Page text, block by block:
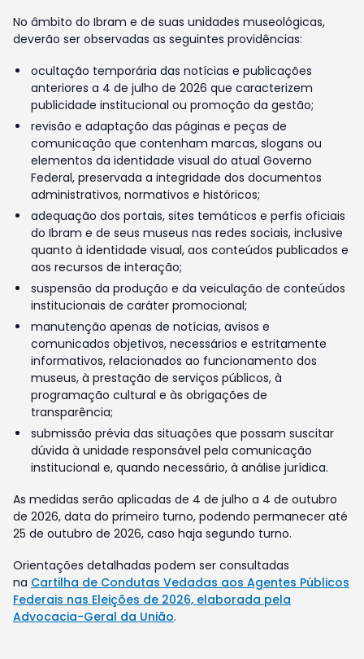
No âmbito do Ibram e de suas unidades museológicas,
deverão ser observadas as seguintes providências:
ocultação temporária das notícias e publicações
anteriores a 4 de julho de 2026 que caracterizem
publicidade institucional ou promoção da gestão;
revisão e adaptação das páginas e peças de
comunicação que contenham marcas, slogans ou
elementos da identidade visual do atual Governo
Federal, preservada a integridade dos documentos
administrativos, normativos e históricos;
adequação dos portais, sites temáticos e perfis oficiais
do Ibram e de seus museus nas redes sociais, inclusive
quanto à identidade visual, aos conteúdos publicados e
aos recursos de interação;
suspensão da produção e da veiculação de conteúdos
institucionais de caráter promocional;
manutenção apenas de notícias, avisos e
comunicados objetivos, necessários e estritamente
informativos, relacionados ao funcionamento dos
museus, à prestação de serviços públicos, à
programação cultural e às obrigações de
transparência;
submissão prévia das situações que possam suscitar
dúvida à unidade responsável pela comunicação
institucional e, quando necessário, à análise jurídica.
As medidas serão aplicadas de 4 de julho a 4 de outubro
de 2026, data do primeiro turno, podendo permanecer até
25 de outubro de 2026, caso haja segundo turno.
Orientações detalhadas podem ser consultadas
na Cartilha de Condutas Vedadas aos Agentes Públicos
Federais nas Eleições de 2026, elaborada pela
Advocacia-Geral da União.